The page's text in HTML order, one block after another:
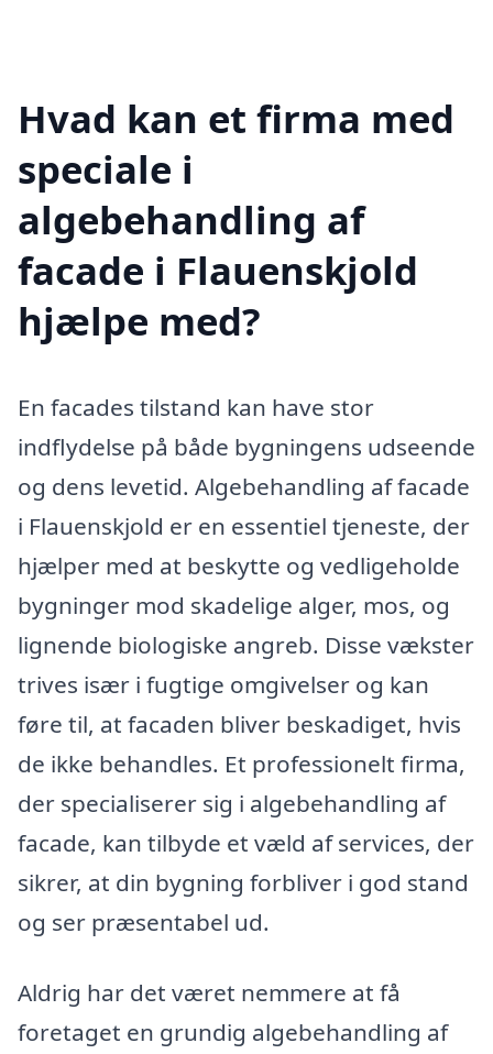
Hvad kan et firma med
speciale i
algebehandling af
facade i Flauenskjold
hjælpe med?
En facades tilstand kan have stor
indflydelse på både bygningens udseende
og dens levetid. Algebehandling af facade
i Flauenskjold er en essentiel tjeneste, der
hjælper med at beskytte og vedligeholde
bygninger mod skadelige alger, mos, og
lignende biologiske angreb. Disse vækster
trives især i fugtige omgivelser og kan
føre til, at facaden bliver beskadiget, hvis
de ikke behandles. Et professionelt firma,
der specialiserer sig i algebehandling af
facade, kan tilbyde et væld af services, der
sikrer, at din bygning forbliver i god stand
og ser præsentabel ud.
Aldrig har det været nemmere at få
foretaget en grundig algebehandling af